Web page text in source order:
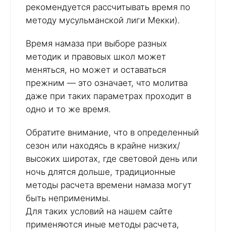
рекомендуется рассчитывать время по
методу мусульманской лиги Мекки).
Время намаза при выборе разных
методик и правовых школ может
меняться, но может и оставаться
прежним — это означает, что молитва
даже при таких параметрах проходит в
одно и то же время.
Обратите внимание, что в определенный
сезон или находясь в крайне низких/
высоких широтах, где световой день или
ночь длятся дольше, традиционные
методы расчета времени намаза могут
быть неприменимы.
Для таких условий на нашем сайте
применяются иные методы расчета,